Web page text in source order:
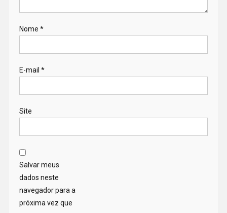
Nome *
E-mail *
Site
Salvar meus
dados neste
navegador para a
próxima vez que